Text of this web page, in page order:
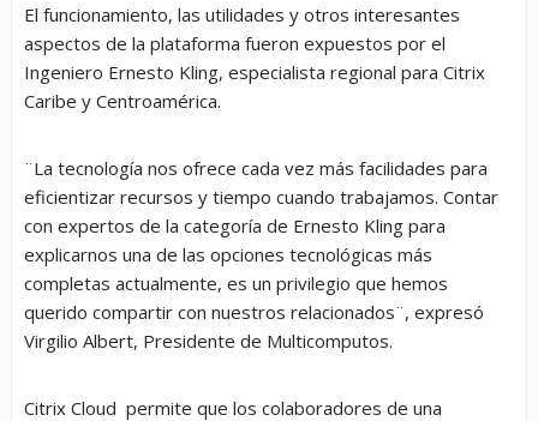
El funcionamiento, las utilidades y otros interesantes
aspectos de la plataforma fueron expuestos por el
Ingeniero Ernesto Kling, especialista regional para Citrix
Caribe y Centroamérica.
¨La tecnología nos ofrece cada vez más facilidades para
eficientizar recursos y tiempo cuando trabajamos. Contar
con expertos de la categoría de Ernesto Kling para
explicarnos una de las opciones tecnológicas más
completas actualmente, es un privilegio que hemos
querido compartir con nuestros relacionados¨, expresó
Virgilio Albert, Presidente de Multicomputos.
Citrix Cloud permite que los colaboradores de una